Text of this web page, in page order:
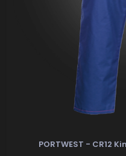
PORTWEST - CR12